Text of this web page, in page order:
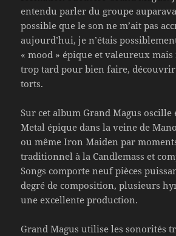
entendu parler du groupe
possible que le son ne m’ait pas
aujourd’hui, je n’étais
« mood » épique et valeureux mais
trop tard pour bien faire,
torts.
Sur cet album Grand Magus oscille
Metal épique dans la veine de
ou même Iron Maiden par
traditionnel à la Candlemass et
Songs comporte neuf pièces
degré de composition, plusieurs
une excellente production.
Grand Magus utilise les sonorités